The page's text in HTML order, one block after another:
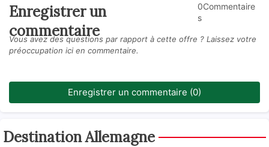
Enregistrer un
commentaire
0Commentaire
s
Vous avez des questions par rapport à cette offre ? Laissez votre
préoccupation ici en commentaire.
Enregistrer un commentaire (0)
Destination Allemagne